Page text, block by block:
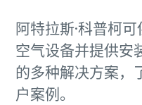
您需要了解的一切
阿特拉斯·科普柯
空气设备并提供安
的多种解决方案，
户案例。